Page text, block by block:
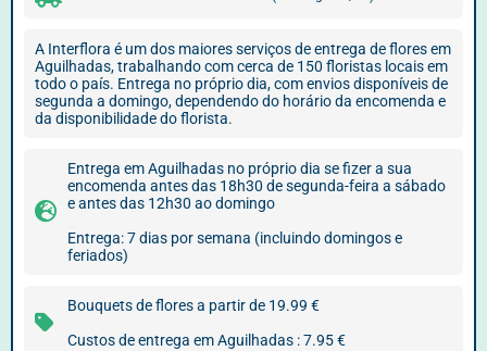
A Interflora é um dos maiores serviços de entrega de flores em
Aguilhadas, trabalhando com cerca de 150 floristas locais em
todo o país. Entrega no próprio dia, com envios disponíveis de
segunda a domingo, dependendo do horário da encomenda e
da disponibilidade do florista.
Entrega em Aguilhadas no próprio dia se fizer a sua
encomenda antes das 18h30 de segunda-feira a sábado
e antes das 12h30 ao domingo
Entrega: 7 dias por semana (incluindo domingos e
feriados)
Bouquets de flores a partir de 19.99 €
Custos de entrega em Aguilhadas : 7.95 €